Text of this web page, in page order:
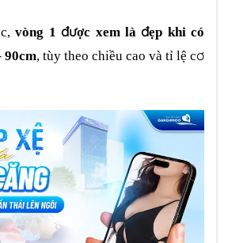
vòng 1 được xem là đẹp khi có
90cm, tùy theo chiều cao và tỉ lệ cơ